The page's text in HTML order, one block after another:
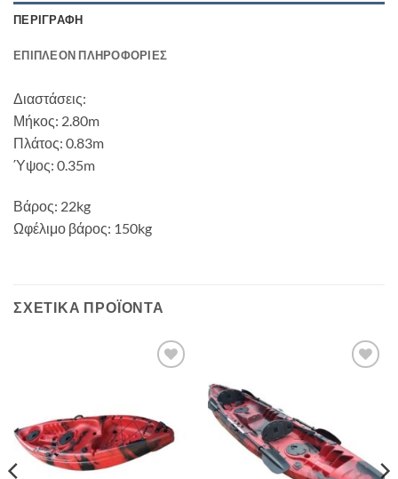
ΠΕΡΙΓΡΑΦΉ
ΕΠΙΠΛΈΟΝ ΠΛΗΡΟΦΟΡΊΕΣ
Διαστάσεις:
Μήκος: 2.80m
Πλάτος: 0.83m
Ύψος: 0.35m
Βάρος: 22kg
Ωφέλιμο βάρος: 150kg
ΣΧΕΤΙΚΆ ΠΡΟΪΌΝΤΑ